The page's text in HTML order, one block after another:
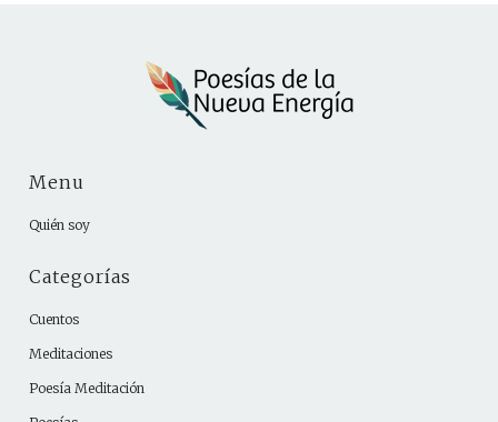
Menu
Quién soy
Categorías
Cuentos
Meditaciones
Poesía Meditación